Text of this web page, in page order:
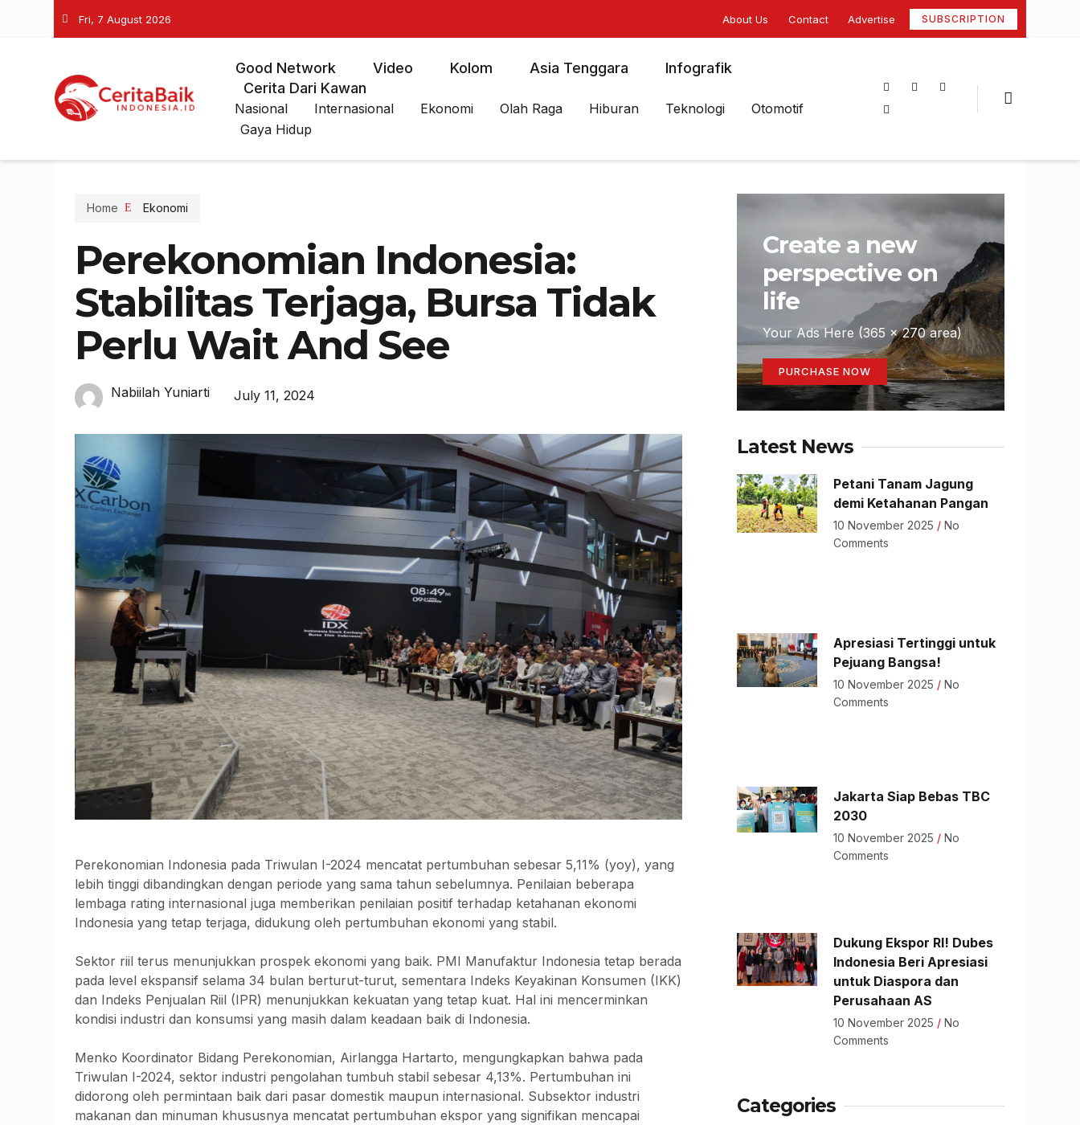
Fri, 7 August 2026 About Us Contact Advertise SUBSCRIPTION
Good Network Video Kolom Asia Tenggara
Infografik
Cerita Dari Kawan
Nasional Internasional Ekonomi Olah Raga Hiburan Teknologi
Otomotif
Gaya Hidup
Home Ekonomi
Perekonomian Indonesia:
Stabilitas Terjaga, Bursa Tidak
Perlu Wait And See
Nabiilah Yuniarti July 11, 2024
Perekonomian Indonesia pada Triwulan I-2024 mencatat pertumbuhan sebesar 5,11% (yoy), yang
lebih tinggi dibandingkan dengan periode yang sama tahun sebelumnya. Penilaian beberapa
lembaga rating internasional juga memberikan penilaian positif terhadap ketahanan ekonomi
Indonesia yang tetap terjaga, didukung oleh pertumbuhan ekonomi yang stabil.
Sektor riil terus menunjukkan prospek ekonomi yang baik. PMI Manufaktur Indonesia tetap berada
pada level ekspansif selama 34 bulan berturut-turut, sementara Indeks Keyakinan Konsumen (IKK)
dan Indeks Penjualan Riil (IPR) menunjukkan kekuatan yang tetap kuat. Hal ini mencerminkan
kondisi industri dan konsumsi yang masih dalam keadaan baik di Indonesia.
Menko Koordinator Bidang Perekonomian, Airlangga Hartarto, mengungkapkan bahwa pada
Triwulan I-2024, sektor industri pengolahan tumbuh stabil sebesar 4,13%. Pertumbuhan ini
didorong oleh permintaan baik dari pasar domestik maupun internasional. Subsektor industri
makanan dan minuman khususnya mencatat pertumbuhan ekspor yang signifikan mencapai
Create a new
perspective on
life
Your Ads Here (365 x 270 area)
PURCHASE NOW
Latest News
Petani Tanam Jagung
demi Ketahanan Pangan
10 November 2025
No
Comments
Apresiasi Tertinggi untuk
Pejuang Bangsa!
10 November 2025
No
Comments
Jakarta Siap Bebas TBC
2030
10 November 2025
No
Comments
Dukung Ekspor RI! Dubes
Indonesia Beri Apresiasi
untuk Diaspora dan
Perusahaan AS
10 November 2025
No
Comments
Categories